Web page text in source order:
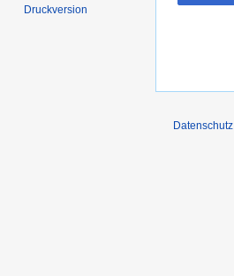
Druckversion
Datenschutz